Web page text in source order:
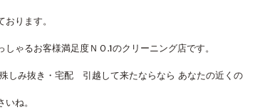
ります。
ゃるお客様満足度ＮＯ.1のクリーニング店です。
しみ抜き・宅配　引越して来たならなら あなたの近くの
ね。